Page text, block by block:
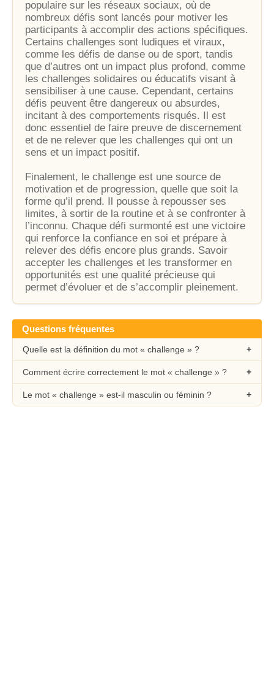
populaire sur les réseaux sociaux, où de
nombreux défis sont lancés pour motiver les
participants à accomplir des actions spécifiques.
Certains challenges sont ludiques et viraux,
comme les défis de danse ou de sport, tandis
que d’autres ont un impact plus profond, comme
les challenges solidaires ou éducatifs visant à
sensibiliser à une cause. Cependant, certains
défis peuvent être dangereux ou absurdes,
incitant à des comportements risqués. Il est
donc essentiel de faire preuve de discernement
et de ne relever que les challenges qui ont un
sens et un impact positif.
Finalement, le challenge est une source de
motivation et de progression, quelle que soit la
forme qu’il prend. Il pousse à repousser ses
limites, à sortir de la routine et à se confronter à
l’inconnu. Chaque défi surmonté est une victoire
qui renforce la confiance en soi et prépare à
relever des défis encore plus grands. Savoir
accepter les challenges et les transformer en
opportunités est une qualité précieuse qui
permet d’évoluer et de s’accomplir pleinement.
Questions fréquentes
Quelle est la définition du mot « challenge » ?
Comment écrire correctement le mot « challenge » ?
Le mot « challenge » est-il masculin ou féminin ?